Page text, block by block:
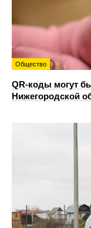
Общество
QR-коды могут
Нижегородской